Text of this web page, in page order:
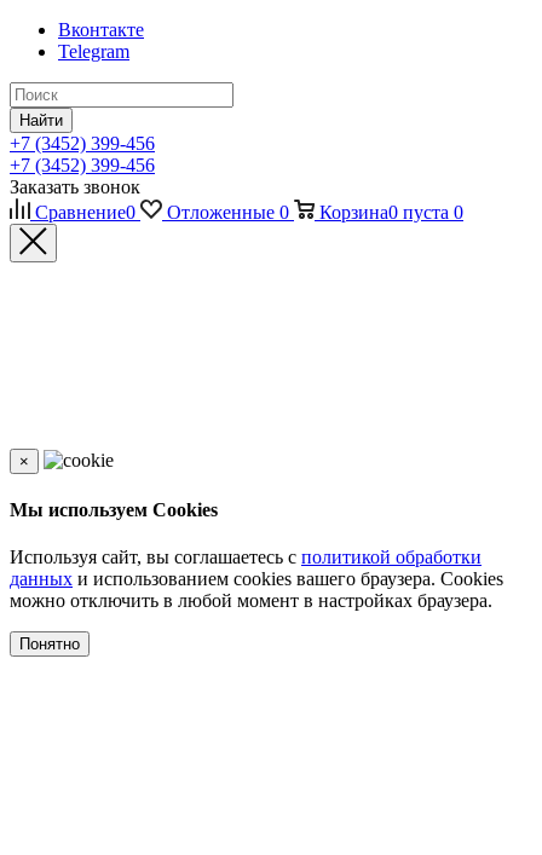
Вконтакте
Telegram
Найти
+7 (3452) 399-456
+7 (3452) 399-456
Заказать звонок
Сравнение0 Отложенные 0 Корзина0 пуста 0
×
Мы используем Cookies
Используя сайт, вы соглашаетесь с политикой обработки
данных и использованием cookies вашего браузера. Cookies
можно отключить в любой момент в настройках браузера.
Понятно